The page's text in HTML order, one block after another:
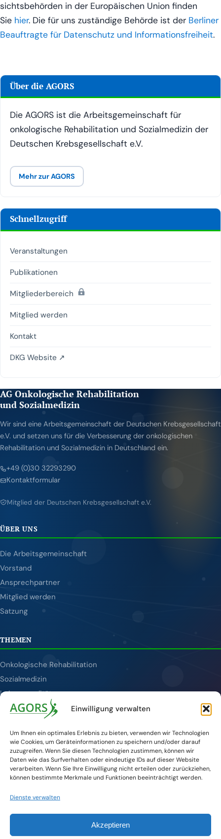
Einwilligung verwalten
Um Ihnen ein optimales Erlebnis zu bieten, verwenden wir Technologien
wie Cookies, um Geräteinformationen zu speichern und/oder darauf
zuzugreifen. Wenn Sie diesen Technologien zustimmen, können wir
Daten wie das Surfverhalten oder eindeutige IDs auf dieser Website
verarbeiten. Wenn Sie Ihre Einwilligung nicht erteilen oder zurückziehen,
können bestimmte Merkmale und Funktionen beeinträchtigt werden.
Dienste verwalten
Akzeptieren
sichts­be­hör­den in der Euro­päi­schen Uni­on fin­den
Sie hier. Die für uns zustän­di­ge Behör­de ist der Ber­li­ner
Beauf­trag­te für Daten­schutz und Infor­ma­ti­ons­frei­heit.
Über die AGORS
Die AGORS ist die Arbeitsgemeinschaft für
onkologische Rehabilitation und Sozialmedizin der
Deutschen Krebsgesellschaft e.V.
Mehr zur AGORS
Schnellzugriff
Veranstaltungen
Publikationen
Mitgliederbereich (passwortgeschützt)
Mitglied werden
Kontakt
DKG Website ↗
AG Onkologische Rehabilitation
und Sozialmedizin
Wir sind eine Arbeitsgemeinschaft der Deutschen Krebsgesellschaft
e.V. und setzen uns für die Verbesserung der onkologischen
Rehabilitation und Sozialmedizin in Deutschland ein.
+49 (0)30 32293290
Kontaktformular
Mitglied der Deutschen Krebsgesellschaft e.V.
ÜBER UNS
Die Arbeitsgemeinschaft
Vorstand
Ansprechpartner
Mitglied werden
Satzung
THEMEN
Onkologische Rehabilitation
Sozialmedizin
Lebensqualität
Tumornachsorge
SERVICE
Veranstaltungen
DKG-Website
Newsletter